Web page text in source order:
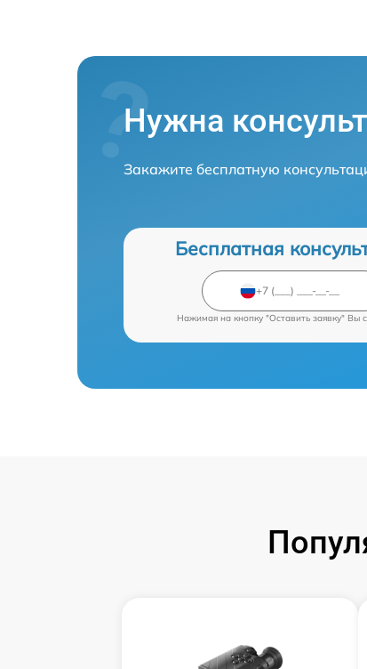
Нужна
Закажите бесплатную
Бесплатная
Нажимая на кнопку "Оставить заявку" Вы